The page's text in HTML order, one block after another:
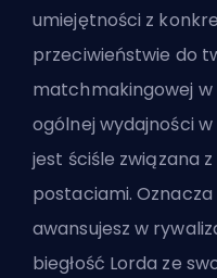
umiejętności z
przeciwieństwie do
matchmakingowej
ogólnej wydajności
jest ściśle związana
postaciami.
awansujesz w
biegłość Lorda ze